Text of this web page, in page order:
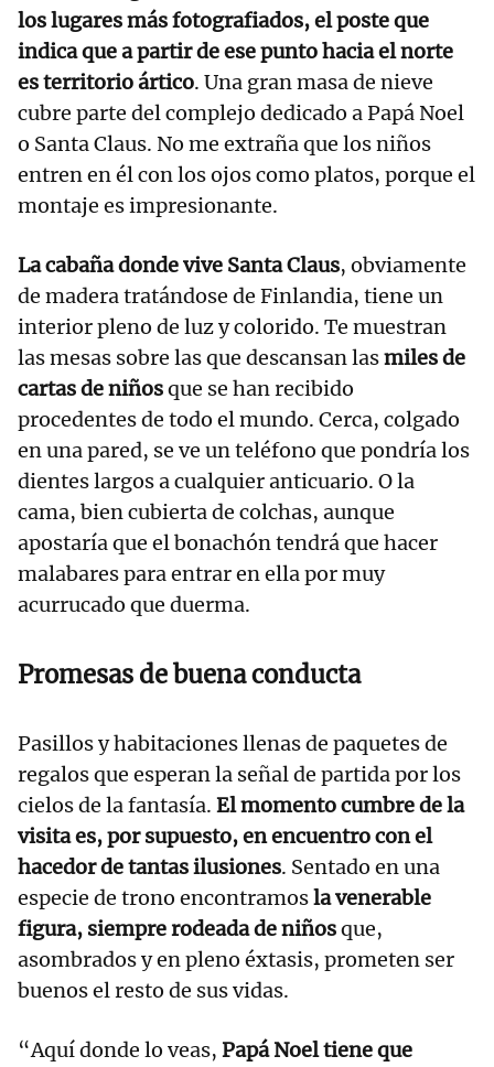
los lugares más fotografiados, el poste que
indica que a partir de ese punto hacia el norte
es territorio ártico. Una gran masa de nieve
cubre parte del complejo dedicado a Papá Noel
o Santa Claus. No me extraña que los niños
entren en él con los ojos como platos, porque el
montaje es impresionante.
La cabaña donde vive Santa Claus, obviamente
de madera tratándose de Finlandia, tiene un
interior pleno de luz y colorido. Te muestran
las mesas sobre las que descansan lasmiles de
cartas de niñosque se han recibido
procedentes de todo el mundo. Cerca, colgado
en una pared, se ve un teléfono que pondría los
dientes largos a cualquier anticuario. O la
cama, bien cubierta de colchas, aunque
apostaría que el bonachón tendrá que hacer
malabares para entrar en ella por muy
acurrucado que duerma.
Promesas de buena conducta
Pasillos y habitaciones llenas de paquetes de
regalos que esperan la señal de partida por los
cielos de la fantasía. El momento cumbre de la
visita es, por supuesto, en encuentro con el
hacedor de tantas ilusiones. Sentado en una
especie de trono encontramosla venerable
figura, siempre rodeada de niñosque,
asombrados y en pleno éxtasis, prometen ser
buenos el resto de sus vidas.
“Aquí donde lo veas, Papá Noel tiene que